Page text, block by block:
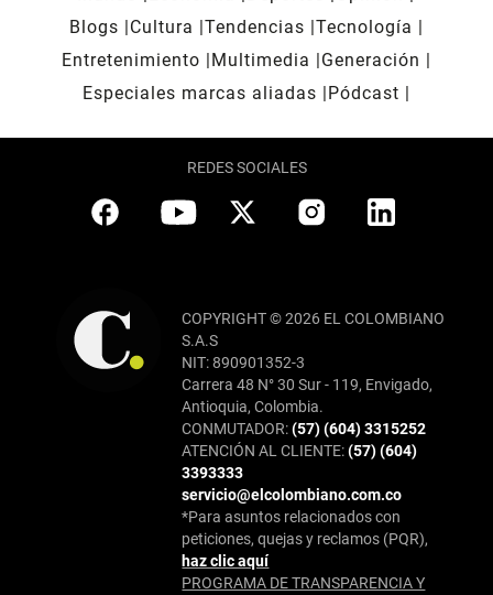
Blogs
Cultura Tendencias Tecnología
Entretenimiento
Multimedia
Generación
Especiales marcas aliadas
Pódcast
REDES SOCIALES
COPYRIGHT © 2026 EL COLOMBIANO
S.A.S
NIT: 890901352-3
Carrera 48 N° 30 Sur - 119, Envigado,
Antioquia, Colombia.
CONMUTADOR:(57) (604) 3315252
ATENCIÓN AL CLIENTE:(57) (604)
3393333
servicio@elcolombiano.com.co
*Para asuntos relacionados con
peticiones, quejas y reclamos (PQR),
haz clic aquí
PROGRAMA DE TRANSPARENCIA Y